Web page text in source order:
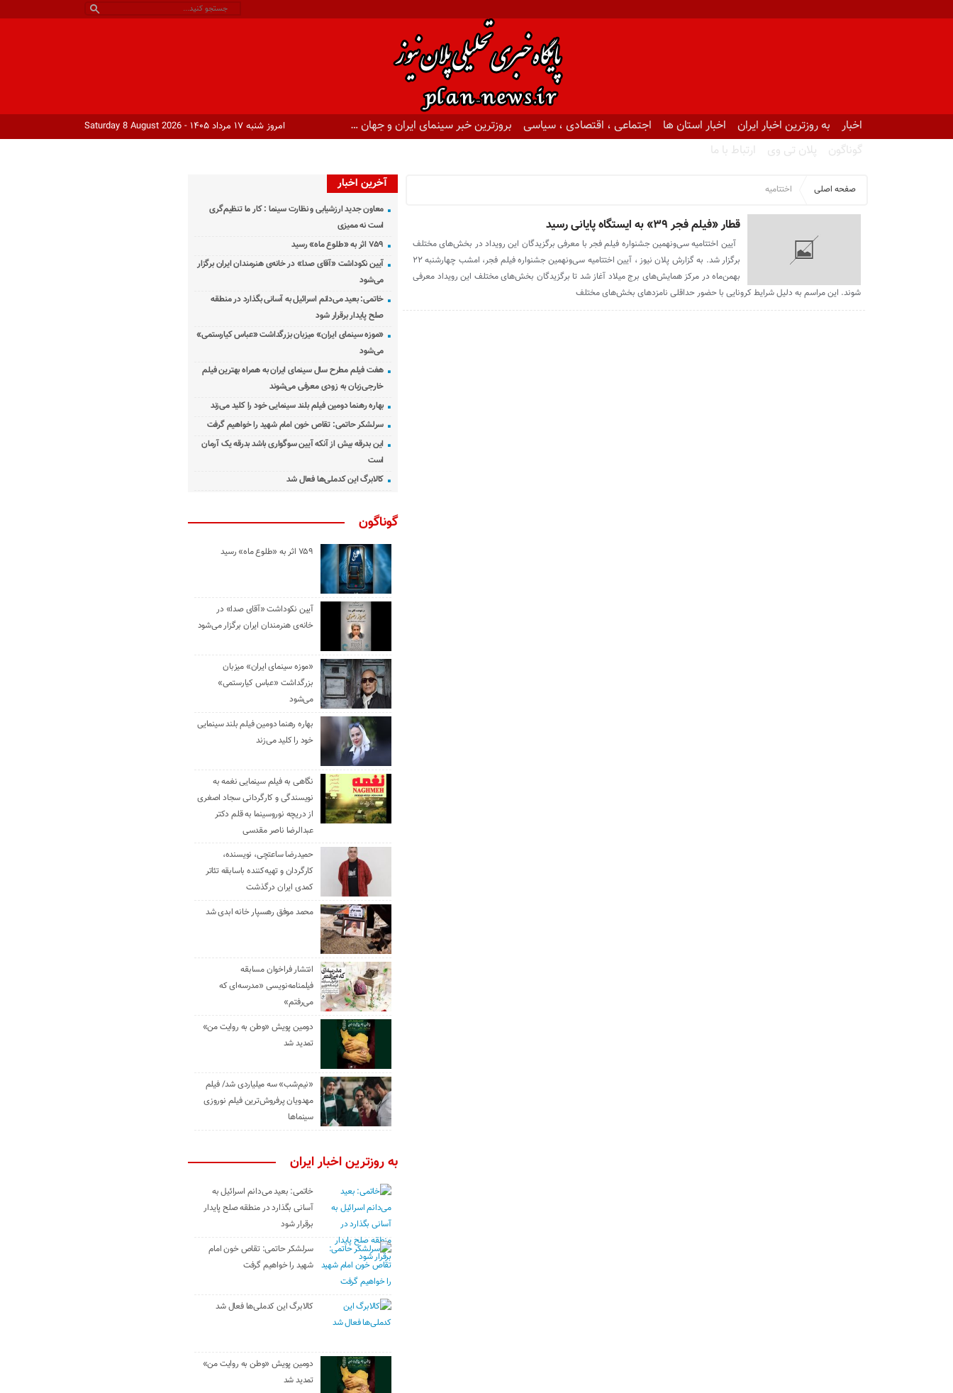
اخبار به روزترین اخبار ایران اخبار استان ها اجتماعی ، اقتصادی ، سیاسی
بروزترین خبر سینمای ایران و جهان …
گوناگون
پلان تی وی ارتباط با ما
امروز شنبه ۱۷ مرداد ۱۴۰۵ - Saturday 8 August 2026
صفحه اصلی اختتامیه
قطار «فیلم فجر ۳۹» به ایستگاه پایانی رسید
آیین اختتامیه سی‌ونهمین جشنواره فیلم فجر با معرفی برگزیدگان این رویداد در بخش‌های مختلف
برگزار شد. به گزارش پلان نیوز ، آیین اختتامیه سی‌ونهمین جشنواره فیلم فجر، امشب چهارشنبه ۲۲
بهمن‌ماه در مرکز همایش‌های برج میلاد آغاز شد تا برگزیدگان بخش‌های مختلف این رویداد معرفی
شوند. این مراسم به دلیل شرایط کرونایی با حضور حداقلی نامزدهای بخش‌های مختلف
آخرین اخبار
معاون جدید ارزشیابی و نظارت سینما : کار ما تنظیم‌گری
است نه ممیزی
۷۵۹ اثر به «طلوع ماه» رسید
آیین نکوداشت «آقای صدا» در خانه‌ی هنرمندان ایران برگزار
می‌شود
خاتمی: بعید می‌دانم اسرائیل به آسانی بگذارد در منطقه
صلح پایدار برقرار شود
«موزه سینمای ایران» میزبان بزرگداشت «عباس کیارستمی»
می‌شود
هفت فیلم مطرح سال سینمای ایران به همراه بهترین فیلم
خارجی‌زبان به زودی معرفی می‌شوند
بهاره رهنما دومین فیلم بلند سینمایی خود را کلید می‌زند
سرلشکر حاتمی: تقاص خون امام شهید را خواهیم گرفت
این بدرقه بیش از آنکه آیین سوگواری باشد بدرقه یک آرمان
است
کالابرگ این کدملی‌ها فعال شد
گوناگون
۷۵۹ اثر به «طلوع ماه» رسید
آیین نکوداشت «آقای صدا» در
خانه‌ی هنرمندان ایران برگزار می‌شود
«موزه سینمای ایران» میزبان
بزرگداشت «عباس کیارستمی»
می‌شود
بهاره رهنما دومین فیلم بلند سینمایی
خود را کلید می‌زند
نگاهی به فیلم سینمایی نغمه به
نویسندگی و کارگردانی سجاد اصغری
از دریچه نوروسینما به قلم دکتر
عبدالرضا ناصر مقدسی
حمیدرضا ساعتچی، نویسنده،
کارگردان و تهیه‌کننده باسابقه تئاتر
کمدی ایران درگذشت
محمد موفق رهسپار خانه ابدی شد
انتشار فراخوان مسابقه
فیلمنامه‌نویسی «مدرسه‌ای که
می‌رفتم»
دومین پویش «وطن به روایت من»
تمدید شد
«نیم‌شب» سه میلیاردی شد/ فیلم
مهدویان پرفروش‌ترین فیلم نوروزی
سینماها
به روزترین اخبار ایران
خاتمی: بعید می‌دانم اسرائیل به
آسانی بگذارد در منطقه صلح پایدار
برقرار شود
سرلشکر حاتمی: تقاص خون امام
شهید را خواهیم گرفت
کالابرگ این کدملی‌ها فعال شد
دومین پویش «وطن به روایت من»
تمدید شد